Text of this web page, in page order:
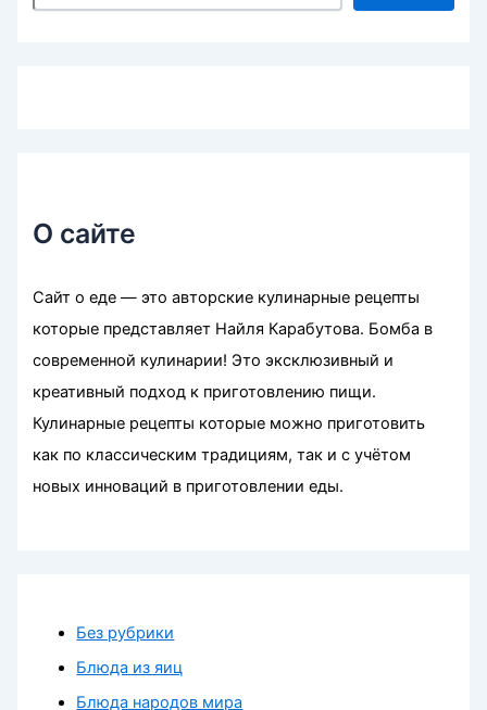
О сайте
Сайт о еде — это авторские кулинарные рецепты
которые представляет Найля Карабутова. Бомба в
современной кулинарии! Это эксклюзивный и
креативный подход к приготовлению пищи.
Кулинарные рецепты которые можно приготовить
как по классическим традициям, так и с учётом
новых инноваций в приготовлении еды.
Без рубрики
Блюда из яиц
Блюда народов мира